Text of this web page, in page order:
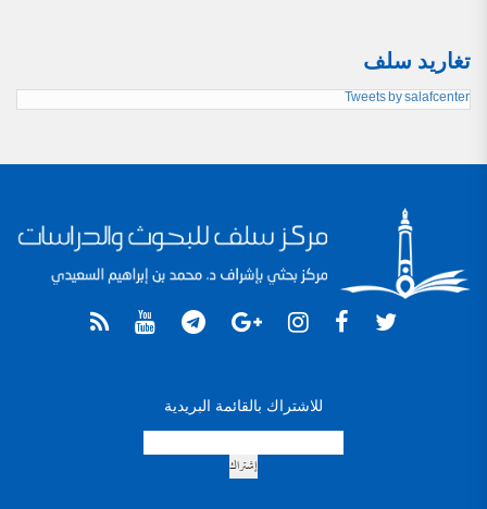
تغاريد سلف
Tweets by salafcenter
للاشتراك بالقائمة البريدية